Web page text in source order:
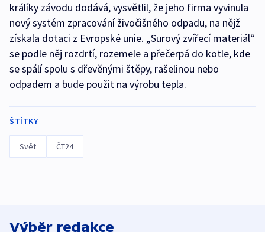
králíky závodu dodává, vysvětlil, že jeho firma vyvinula
nový systém zpracování živočišného odpadu, na nějž
získala dotaci z Evropské unie. „Surový zvířecí materiál“
se podle něj rozdrtí, rozemele a přečerpá do kotle, kde
se spálí spolu s dřevěnými štěpy, rašelinou nebo
odpadem a bude použit na výrobu tepla.
ŠTÍTKY
Svět ČT24
Výběr redakce